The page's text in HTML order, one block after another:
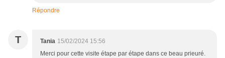
Répondre
T Tania 15/02/2024 15:56
Merci pour cette visite étape par étape dans ce beau prieuré.